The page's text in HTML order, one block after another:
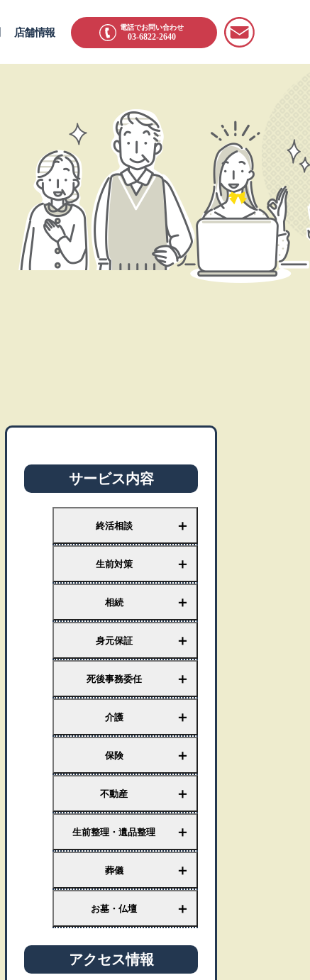
店舗情報 電話でお問い合わせ
03-6822-2640
サービス内容
終活相談 ＋
生前対策 ＋
相続 ＋
身元保証 ＋
死後事務委任 ＋
介護 ＋
保険 ＋
不動産 ＋
生前整理・遺品整理 ＋
葬儀 ＋
お墓・仏壇 ＋
アクセス情報